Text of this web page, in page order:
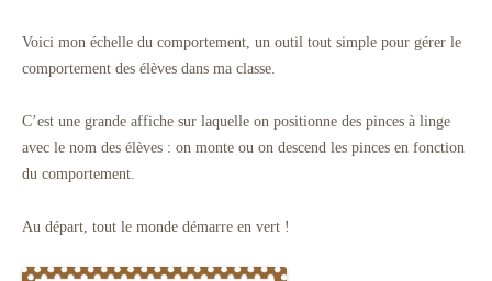
Voici mon échelle du comportement, un outil tout simple pour gérer le
comportement des élèves dans ma classe.
C’est une grande affiche sur laquelle on positionne des pinces à linge
avec le nom des élèves : on monte ou on descend les pinces en fonction
du comportement.
Au départ, tout le monde démarre en vert !